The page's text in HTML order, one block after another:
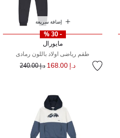
إضافة سريعة
- 30 %
مايورال
طقم رياضى اولاد باللون رمادى
د.إ 168.00 سعر مخفض من
د.إ 240.00 إلى